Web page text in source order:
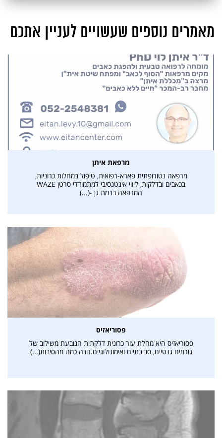
אני מאשרת קבלת דיוור פרסומי במייל
מאמרים נוספים שעשויים לעניין אתכם
מרפאת איתן
מרפאה נטורופתית פארא-רפואית, טיפול במחלות כרוניות,
בכאבים ובדלקות, ליווי אינטנסיבי למתמודדי סרטן WAZE
המרפאה ברמת גן -(...)
פסוריאזיס
פסוריאזיס היא מחלת עור כרונית דלקתית הנובעת משילוב של
גורמים גנטיים, סביבתיים ואימונולוגיים.הנה כמה מהסיבות(...)